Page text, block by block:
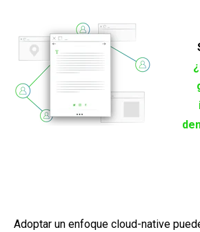
Adoptar un enfoque cloud-native